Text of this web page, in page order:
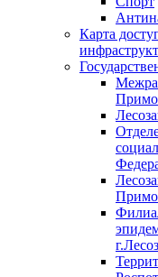
Карта